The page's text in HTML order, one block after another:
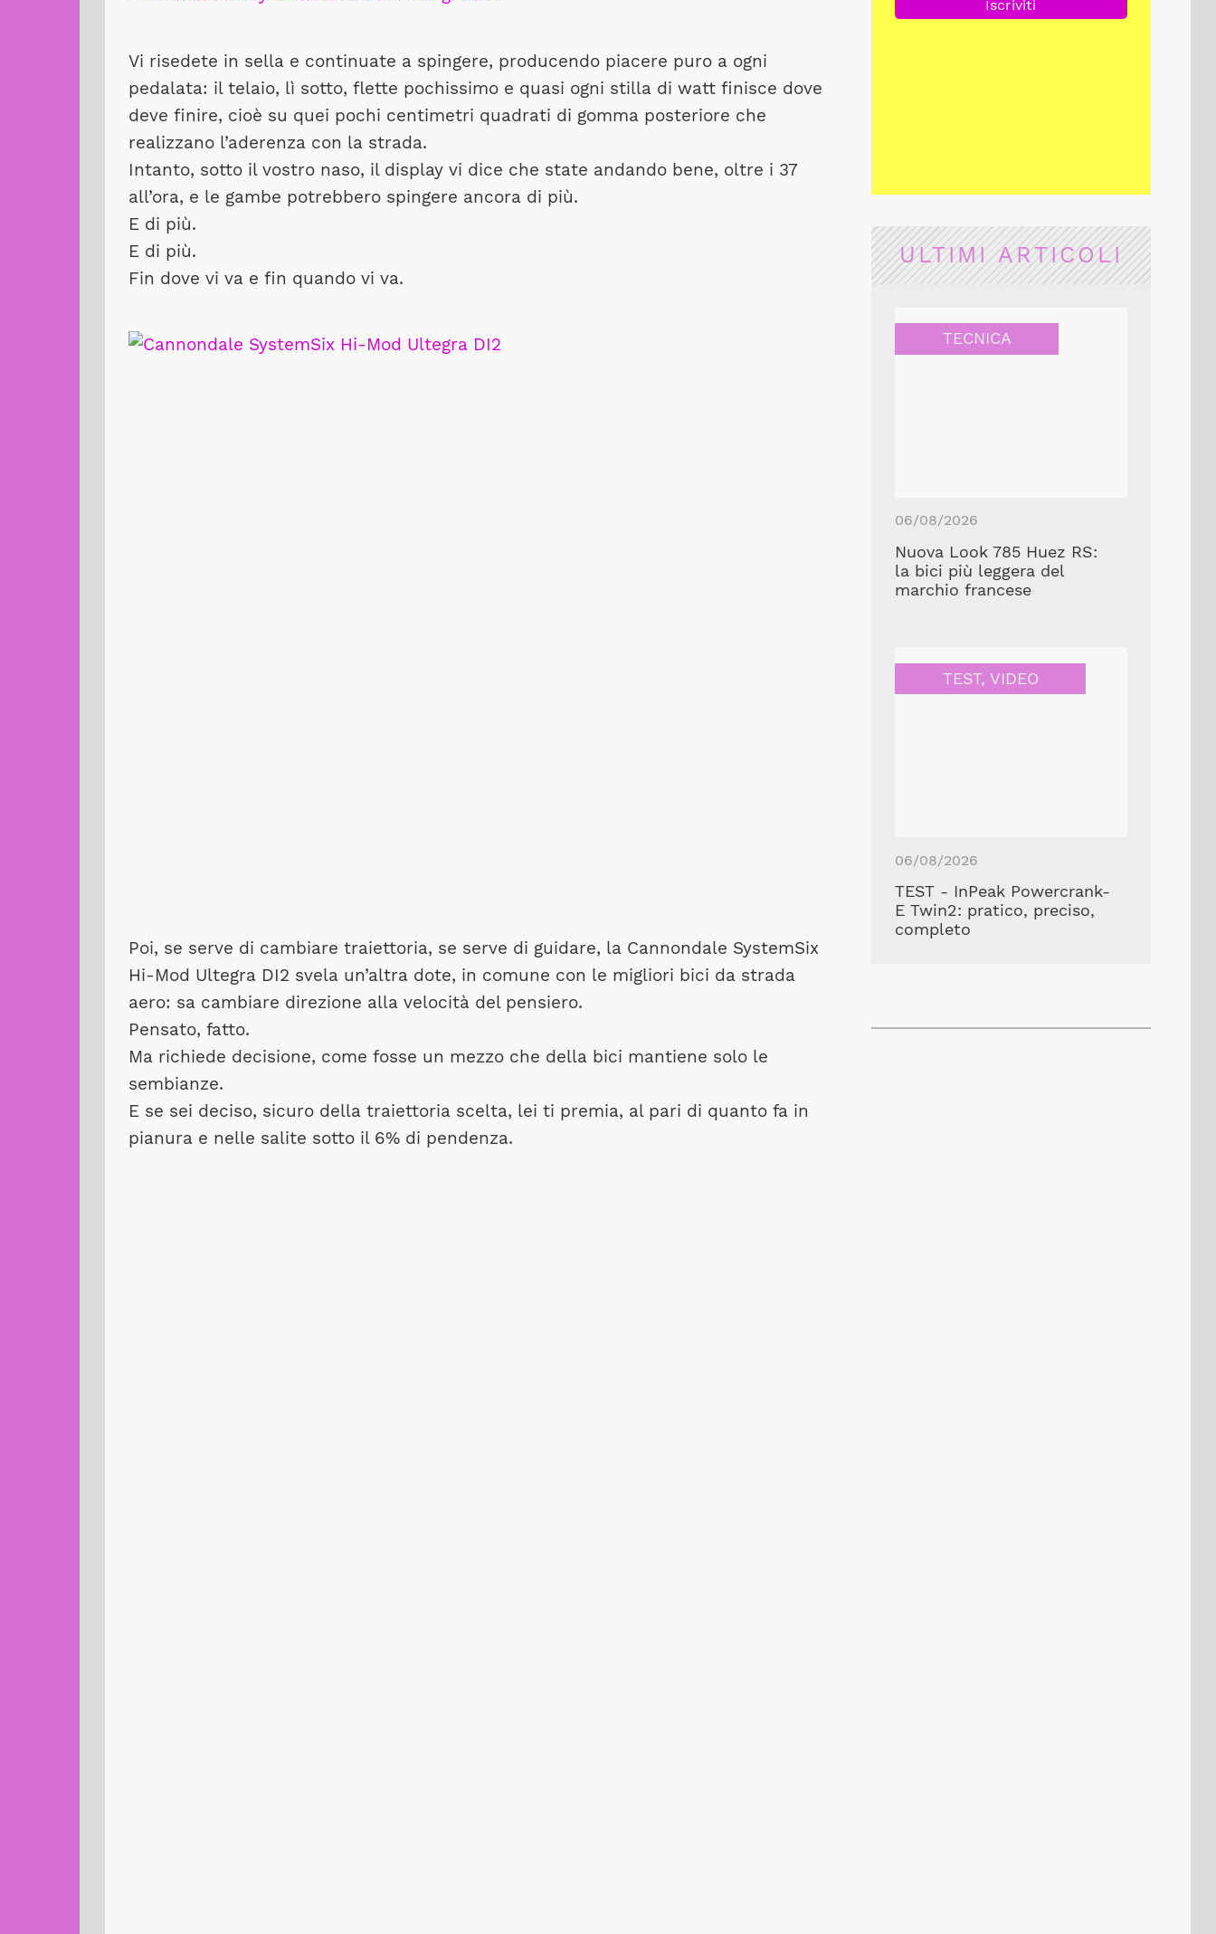
Vi risedete in sella e continuate a spingere, producendo piacere puro a ogni
pedalata: il telaio, lì sotto, flette pochissimo e quasi ogni stilla di watt finisce dove
deve finire, cioè su quei pochi centimetri quadrati di gomma posteriore che
realizzano l’aderenza con la strada.
Intanto, sotto il vostro naso, il display vi dice che state andando bene, oltre i 37
all’ora, e le gambe potrebbero spingere ancora di più.
E di più.
E di più.
Fin dove vi va e fin quando vi va.
Poi, se serve di cambiare traiettoria, se serve di guidare, la Cannondale SystemSix
Hi-Mod Ultegra DI2 svela un’altra dote, in comune con le migliori bici da strada
aero: sa cambiare direzione alla velocità del pensiero.
Pensato, fatto.
Ma richiede decisione, come fosse un mezzo che della bici mantiene solo le
sembianze.
E se sei deciso, sicuro della traiettoria scelta, lei ti premia, al pari di quanto fa in
pianura e nelle salite sotto il 6% di pendenza.
ULTIMI ARTICOLI
TECNICA
06/08/2026
Nuova Look 785 Huez RS:
la bici più leggera del
marchio francese
TEST, VIDEO
06/08/2026
TEST - InPeak Powercrank-
E Twin2: pratico, preciso,
completo